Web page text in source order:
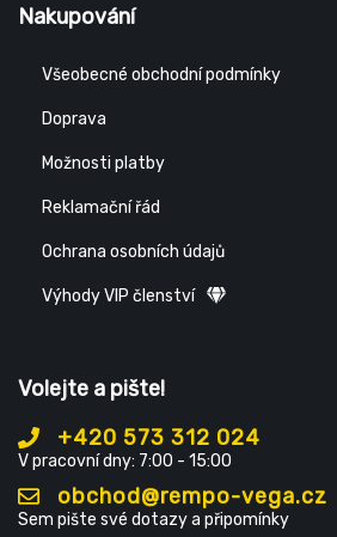
Nakupování
Všeobecné obchodní podmínky
Doprava
Možnosti platby
Reklamační řád
Ochrana osobních údajů
Výhody VIP členství
Volejte a pište!
+420 573 312 024
V pracovní dny: 7:00 - 15:00
obchod@rempo-vega.cz
Sem pište své dotazy a připomínky